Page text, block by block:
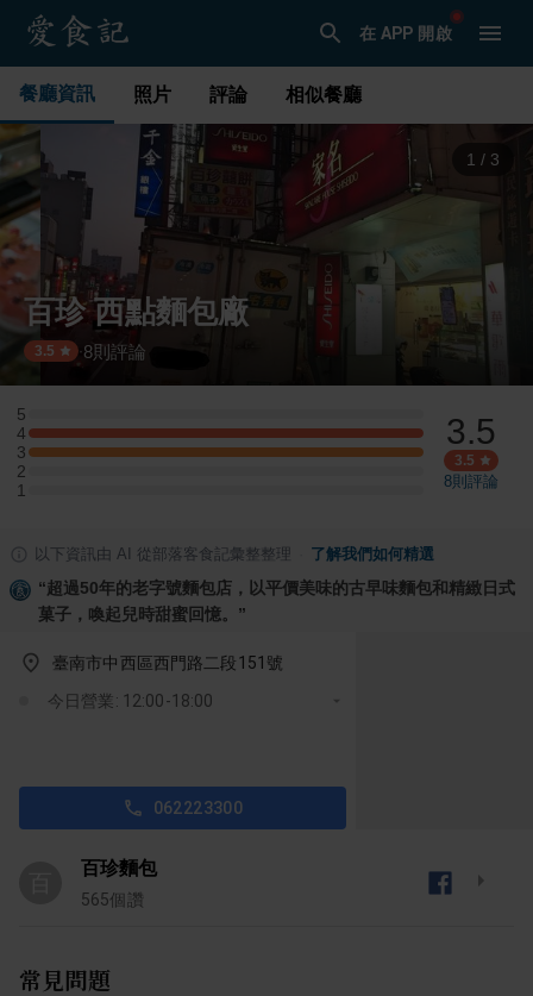
在 APP 開啟
餐廳資訊 照片 評論 相似餐廳
1 / 3
百珍 西點麵包廠
3.5 ·8則評論
5
5 星：0 則評論
4
4 星：1 則評論
3
3 星：1 則評論
2
2 星：0 則評論
1
1 星：0 則評論
3.5
3.5
8則評論
以下資訊由 AI 從部落客食記彙整整理 了解我們如何精選
“超過50年的老字號麵包店，以平價美味的古早味麵包和精緻日式
菓子，喚起兒時甜蜜回憶。 ”
臺南市中西區西門路二段151號
今日營業: 12:00-18:00
062223300
百珍麵包
565個讚
常見問題